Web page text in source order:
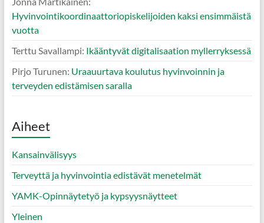
Hyvinvointikoordinaattoriopiskelijoiden kaksi ensimmäistä
vuotta
Terttu Savallampi: Ikääntyvät digitalisaation myllerryksessä
Pirjo Turunen: Uraauurtava koulutus hyvinvoinnin ja
terveyden edistämisen saralla
Aiheet
Kansainvälisyys
Terveyttä ja hyvinvointia edistävät menetelmät
YAMK-Opinnäytetyö ja kypsyysnäytteet
Yleinen